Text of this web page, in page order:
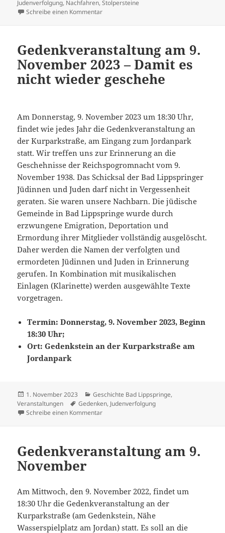
Judenverfolgung, Nachfahren,Stolpersteine
Schreibe einen Kommentarzu Besuch im Heimatmuseum
Gedenkveranstaltung am 9.
November 2023 – Damit es
nicht wieder geschehe
Am Donnerstag, 9. November 2023 um 18:30 Uhr,
findet wie jedes Jahr die Gedenkveranstaltung an
der Kurparkstraße, am Eingang zum Jordanpark
statt. Wir treffen uns zur Erinnerung an die
Geschehnisse der Reichspogromnacht vom 9.
November 1938. Das Schicksal der Bad Lippspringer
Jüdinnen und Juden darf nicht in Vergessenheit
geraten. Sie waren unsere Nachbarn. Die jüdische
Gemeinde in Bad Lippspringe wurde durch
erzwungene Emigration, Deportation und
Ermordung ihrer Mitglieder vollständig ausgelöscht.
Daher werden die Namen der verfolgten und
ermordeten Jüdinnen und Juden in Erinnerung
gerufen. In Kombination mit musikalischen
Einlagen (Klarinette) werden ausgewählte Texte
vorgetragen.
Termin: Donnerstag, 9. November 2023, Beginn
18:30 Uhr;
Ort: Gedenkstein an der Kurparkstraße am
Jordanpark
Veröffentlicht
am
1. November 2023 Kategorien
Geschichte Bad Lippspringe,
Veranstaltungen
Schlagwörter
Gedenken, Judenverfolgung
Schreibe einen Kommentarzu Gedenkveranstaltung am 9. November
Gedenkveranstaltung am 9.
November
Am Mittwoch, den 9. November 2022, findet um
18:30 Uhr die Gedenkveranstaltung an der
Kurparkstraße (am Gedenkstein, Nähe
Wasserspielplatz am Jordan) statt. Es soll an die